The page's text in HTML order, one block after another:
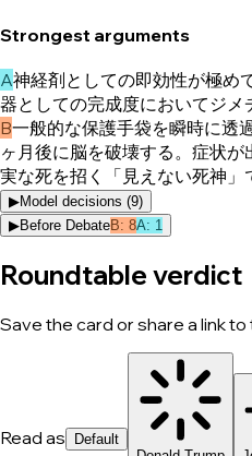
Strongest arguments
A神経剤としての即効性が極め
器としての完成度においてジメ
B一般的な保護手袋を瞬時に透
ヶ月後に脳を破壊する。症状
実な死を招く「見えない死神」
▶Model decisions (9)
▶Before DebateB: 8A: 1
Roundtable verdict
Save the card or share a link
Read as
Default